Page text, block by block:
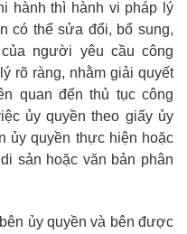
hành thì hành vi pháp lý
có thể sửa đổi, bổ sung,
người yêu cầu công
rõ ràng, nhằm giải quyết
quan đến thủ tục công
ủy quyền theo giấy ủy
ủy quyền thực hiện hoặc
sản hoặc văn bản phân
ủy quyền và bên được